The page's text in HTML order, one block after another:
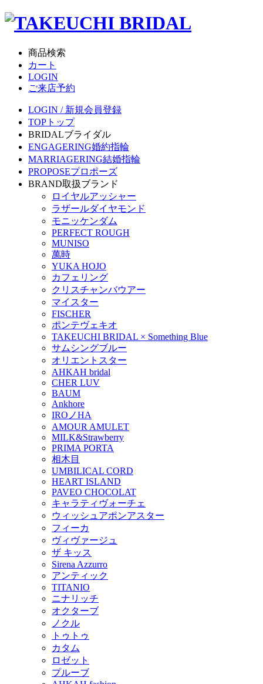
商品検索
カート
LOGIN
ご来店予約
LOGIN / 新規会員登録
TOP トップ
BRIDALブライダル
ENGAGERING婚約指輪
MARRIAGERING結婚指輪
PROPOSEプロポーズ
BRAND取扱ブランド
ロイヤルアッシャー
ラザールダイヤモンド
モニッケンダム
PERFECT ROUGH
MUNISO
萬時
YUKA HOJO
カフェリング
クリスチャンバウアー
マイスター
FISCHER
ポンテヴェキオ
TAKEUCHI BRIDAL × Something Blue
サムシングブルー
オリエントスター
AHKAH bridal
CHER LUV
BAUM
Ankhore
IROノHA
AMOUR AMULET
MILK&Strawberry
PRIMA PORTA
相木目
UMBILICAL CORD
HEART ISLAND
PAVEO CHOCOLAT
キャラティヴォーチェ
ウィッシュアポンアスター
フィーカ
ヴィヴァージュ
ザ キッス
Sirena Azzurro
アンティック
TITANIO
ニナリッチ
オクターブ
ノクル
トゥトゥ
カタム
ロゼット
プルーブ